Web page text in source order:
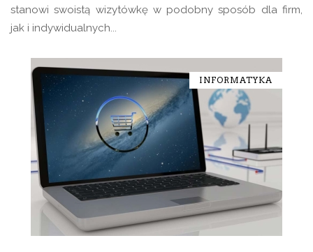
stanowi swoistą wizytówkę w podobny sposób dla firm,
jak i indywidualnych...
INFORMATYKA